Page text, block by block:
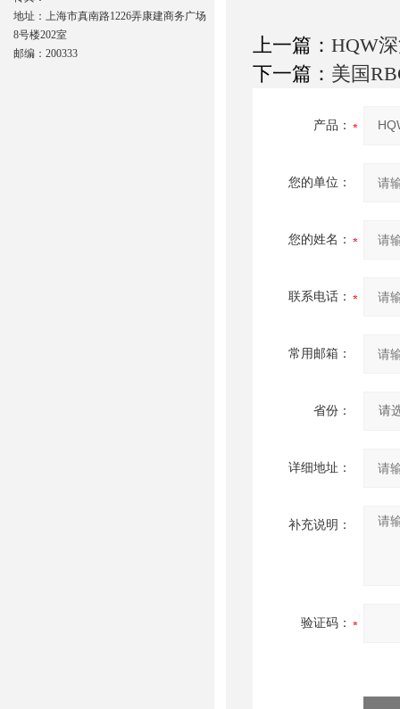
上一篇： HQW
下一篇： 美国
产品：
您的单位：
您的姓名：
联系电话：
常用邮箱：
省份：
详细地址：
补充说明：
验证码：
地址：上海市真南路1226弄康建商务广场
8号楼202室
邮编：200333